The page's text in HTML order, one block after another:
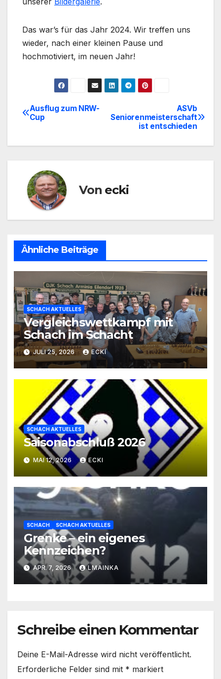
Das war’s für das Jahr 2024. Wir treffen uns
wieder, nach einer kleinen Pause und
hochmotiviert, im neuen Jahr!
Beitragsnavigation
ASVb
Seniorenmeisterschaft
ist entschieden
Ausflug zum NRW-
Cup
Von ecki
Ähnliche Beiträge
SCHACH AKTUELLES
Vergleichswettkampf mit
Schach im Schacht
JULI 25, 2026 ECKI
SCHACH AKTUELLES
Saisonabschluß 2026
MAI 12, 2026 ECKI
SCHACH SCHACH AKTUELLES
Grenke – ein eigenes
Kennzeichen?
APR. 7, 2026 LMAINKA
Schreibe einen Kommentar
Deine E-Mail-Adresse wird nicht veröffentlicht.
Erforderliche Felder sind mit * markiert